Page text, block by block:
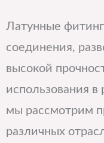
Латунные
соединения,
высокой
использования
мы рассмотрим
различных